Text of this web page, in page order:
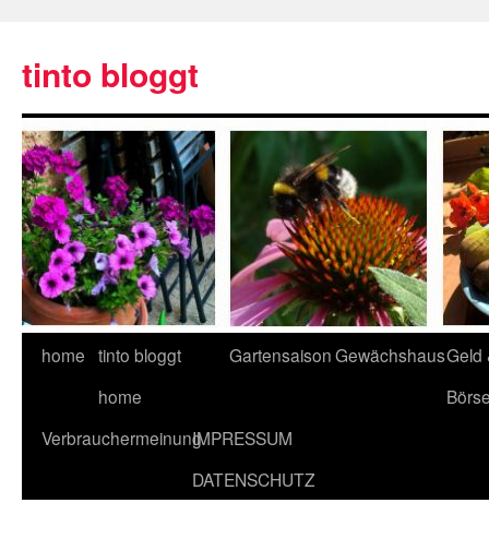
tinto bloggt
home tinto bloggt
home
GartensaisonGewächshausGeld
VerbrauchermeinungIMPRESSUM
DATENSCHUTZ